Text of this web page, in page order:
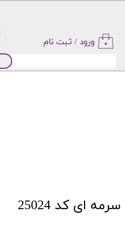
ورود / ثبت نام
حساب
خروج از
حساب
۰
ای کد 25024